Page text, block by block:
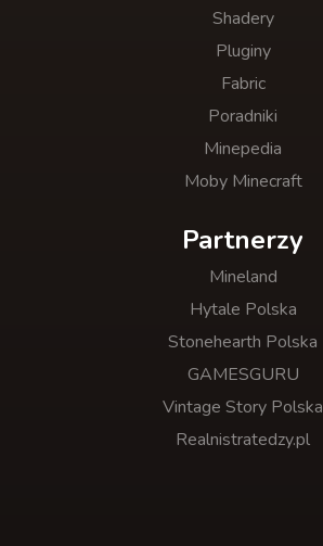
Shadery
Pluginy
Fabric
Poradniki
Minepedia
Moby Minecraft
Partnerzy
Mineland
Hytale Polska
Stonehearth Polska
GAMESGURU
Vintage Story Polska
Realnistratedzy.pl